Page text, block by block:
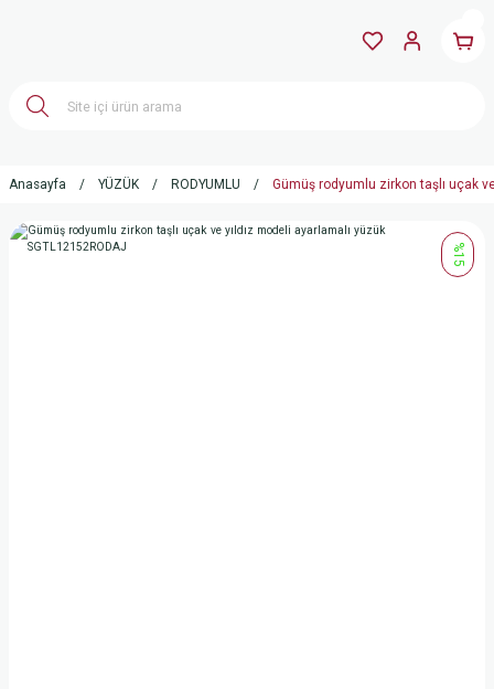
Anasayfa YÜZÜK RODYUMLU Gümüş rodyumlu zirkon taşlı uçak
%15